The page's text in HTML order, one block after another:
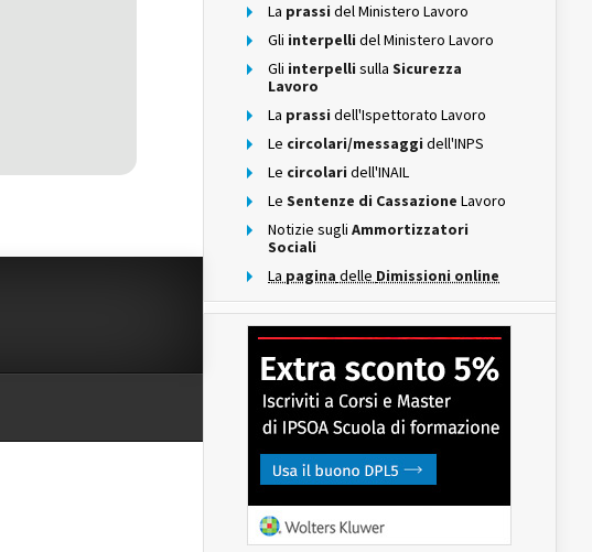
La prassi del Ministero Lavoro
Gli interpelli del Ministero Lavoro
Gli interpelli sulla Sicurezza
Lavoro
La prassi dell'Ispettorato Lavoro
Le circolari/messaggi dell'INPS
Le circolari dell'INAIL
Le Sentenze di Cassazione Lavoro
Notizie sugli Ammortizzatori
Sociali
La pagina delle Dimissioni online